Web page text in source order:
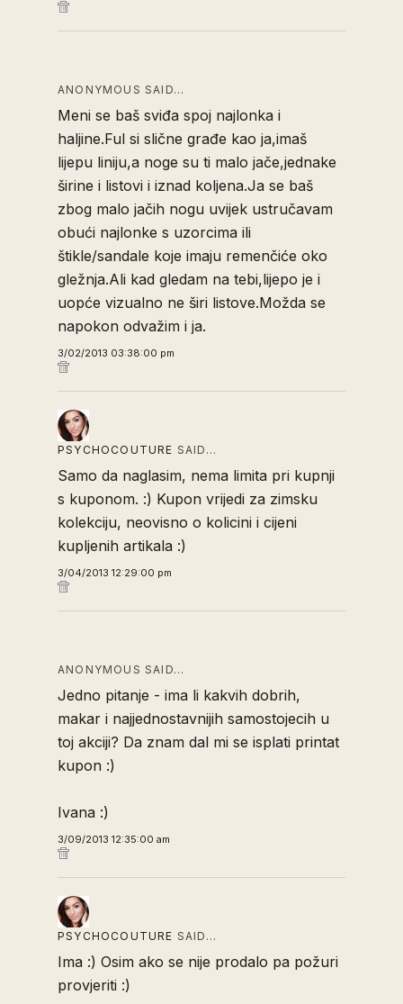
ANONYMOUS SAID…
Meni se baš sviđa spoj najlonka i
haljine.Ful si slične građe kao ja,imaš
lijepu liniju,a noge su ti malo jače,jednake
širine i listovi i iznad koljena.Ja se baš
zbog malo jačih nogu uvijek ustručavam
obući najlonke s uzorcima ili
štikle/sandale koje imaju remenčiće oko
gležnja.Ali kad gledam na tebi,lijepo je i
uopće vizualno ne širi listove.Možda se
napokon odvažim i ja.
3/02/2013 03:38:00 pm
PSYCHOCOUTURE SAID…
Samo da naglasim, nema limita pri kupnji
s kuponom. :) Kupon vrijedi za zimsku
kolekciju, neovisno o kolicini i cijeni
kupljenih artikala :)
3/04/2013 12:29:00 pm
ANONYMOUS SAID…
Jedno pitanje - ima li kakvih dobrih,
makar i najjednostavnijih samostojecih u
toj akciji? Da znam dal mi se isplati printat
kupon :)
Ivana :)
3/09/2013 12:35:00 am
PSYCHOCOUTURE SAID…
Ima :) Osim ako se nije prodalo pa požuri
provjeriti :)